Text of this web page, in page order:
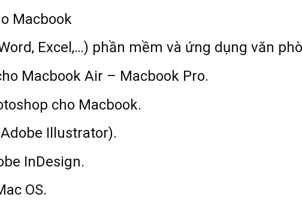
Macbook
Excel,…) phần mềm và ứng dụng văn
Macbook Air – Macbook Pro.
cho Macbook.
Illustrator).
InDesign.
OS.